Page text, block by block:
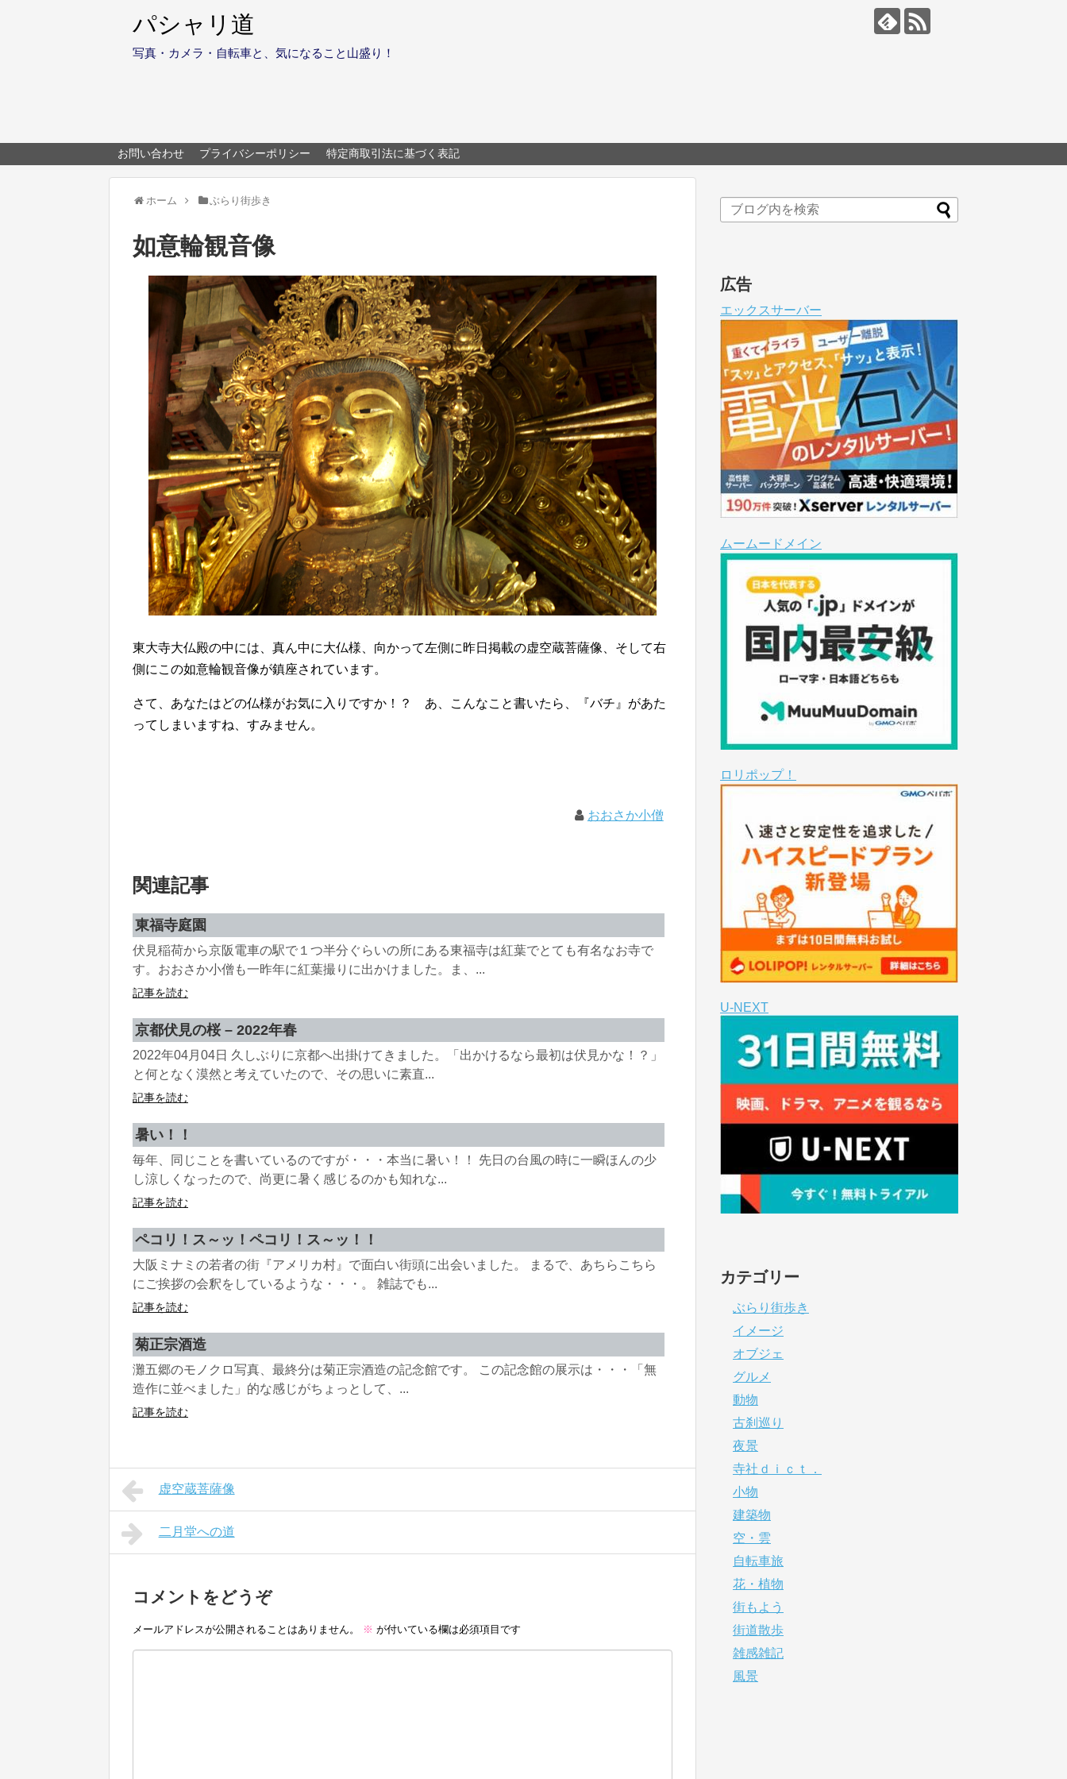
パシャリ道
写真・カメラ・自転車と、気になること山盛り！
お問い合わせ プライバシーポリシー 特定商取引法に基づく表記
ホーム ぶらり街歩き
如意輪観音像
東大寺大仏殿の中には、真ん中に大仏様、向かって左側に昨日掲載の虚空蔵菩薩像、そして右
側にこの如意輪観音像が鎮座されています。
さて、あなたはどの仏様がお気に入りですか！？ あ、こんなこと書いたら、『バチ』があた
ってしまいますね、すみません。
おおさか小僧
関連記事
東福寺庭園
伏見稲荷から京阪電車の駅で１つ半分ぐらいの所にある東福寺は紅葉でとても有名なお寺で
す。おおさか小僧も一昨年に紅葉撮りに出かけました。ま、...
記事を読む
京都伏見の桜 – 2022年春
2022年04月04日 久しぶりに京都へ出掛けてきました。「出かけるなら最初は伏見かな！？」
と何となく漠然と考えていたので、その思いに素直...
記事を読む
暑い！！
毎年、同じことを書いているのですが・・・本当に暑い！！ 先日の台風の時に一瞬ほんの少
し涼しくなったので、尚更に暑く感じるのかも知れな...
記事を読む
ペコリ！ス～ッ！ペコリ！ス～ッ！！
大阪ミナミの若者の街『アメリカ村』で面白い街頭に出会いました。 まるで、あちらこちら
にご挨拶の会釈をしているような・・・。 雑誌でも...
記事を読む
菊正宗酒造
灘五郷のモノクロ写真、最終分は菊正宗酒造の記念館です。 この記念館の展示は・・・「無
造作に並べました」的な感じがちょっとして、...
記事を読む
虚空蔵菩薩像
二月堂への道
コメントをどうぞ
メールアドレスが公開されることはありません。 ※ が付いている欄は必須項目です
広告
エックスサーバー
ムームードメイン
ロリポップ！
U-NEXT
カテゴリー
ぶらり街歩き
イメージ
オブジェ
グルメ
動物
古刹巡り
夜景
寺社ｄｉｃｔ．
小物
建築物
空・雲
自転車旅
花・植物
街もよう
街道散歩
雑感雑記
風景